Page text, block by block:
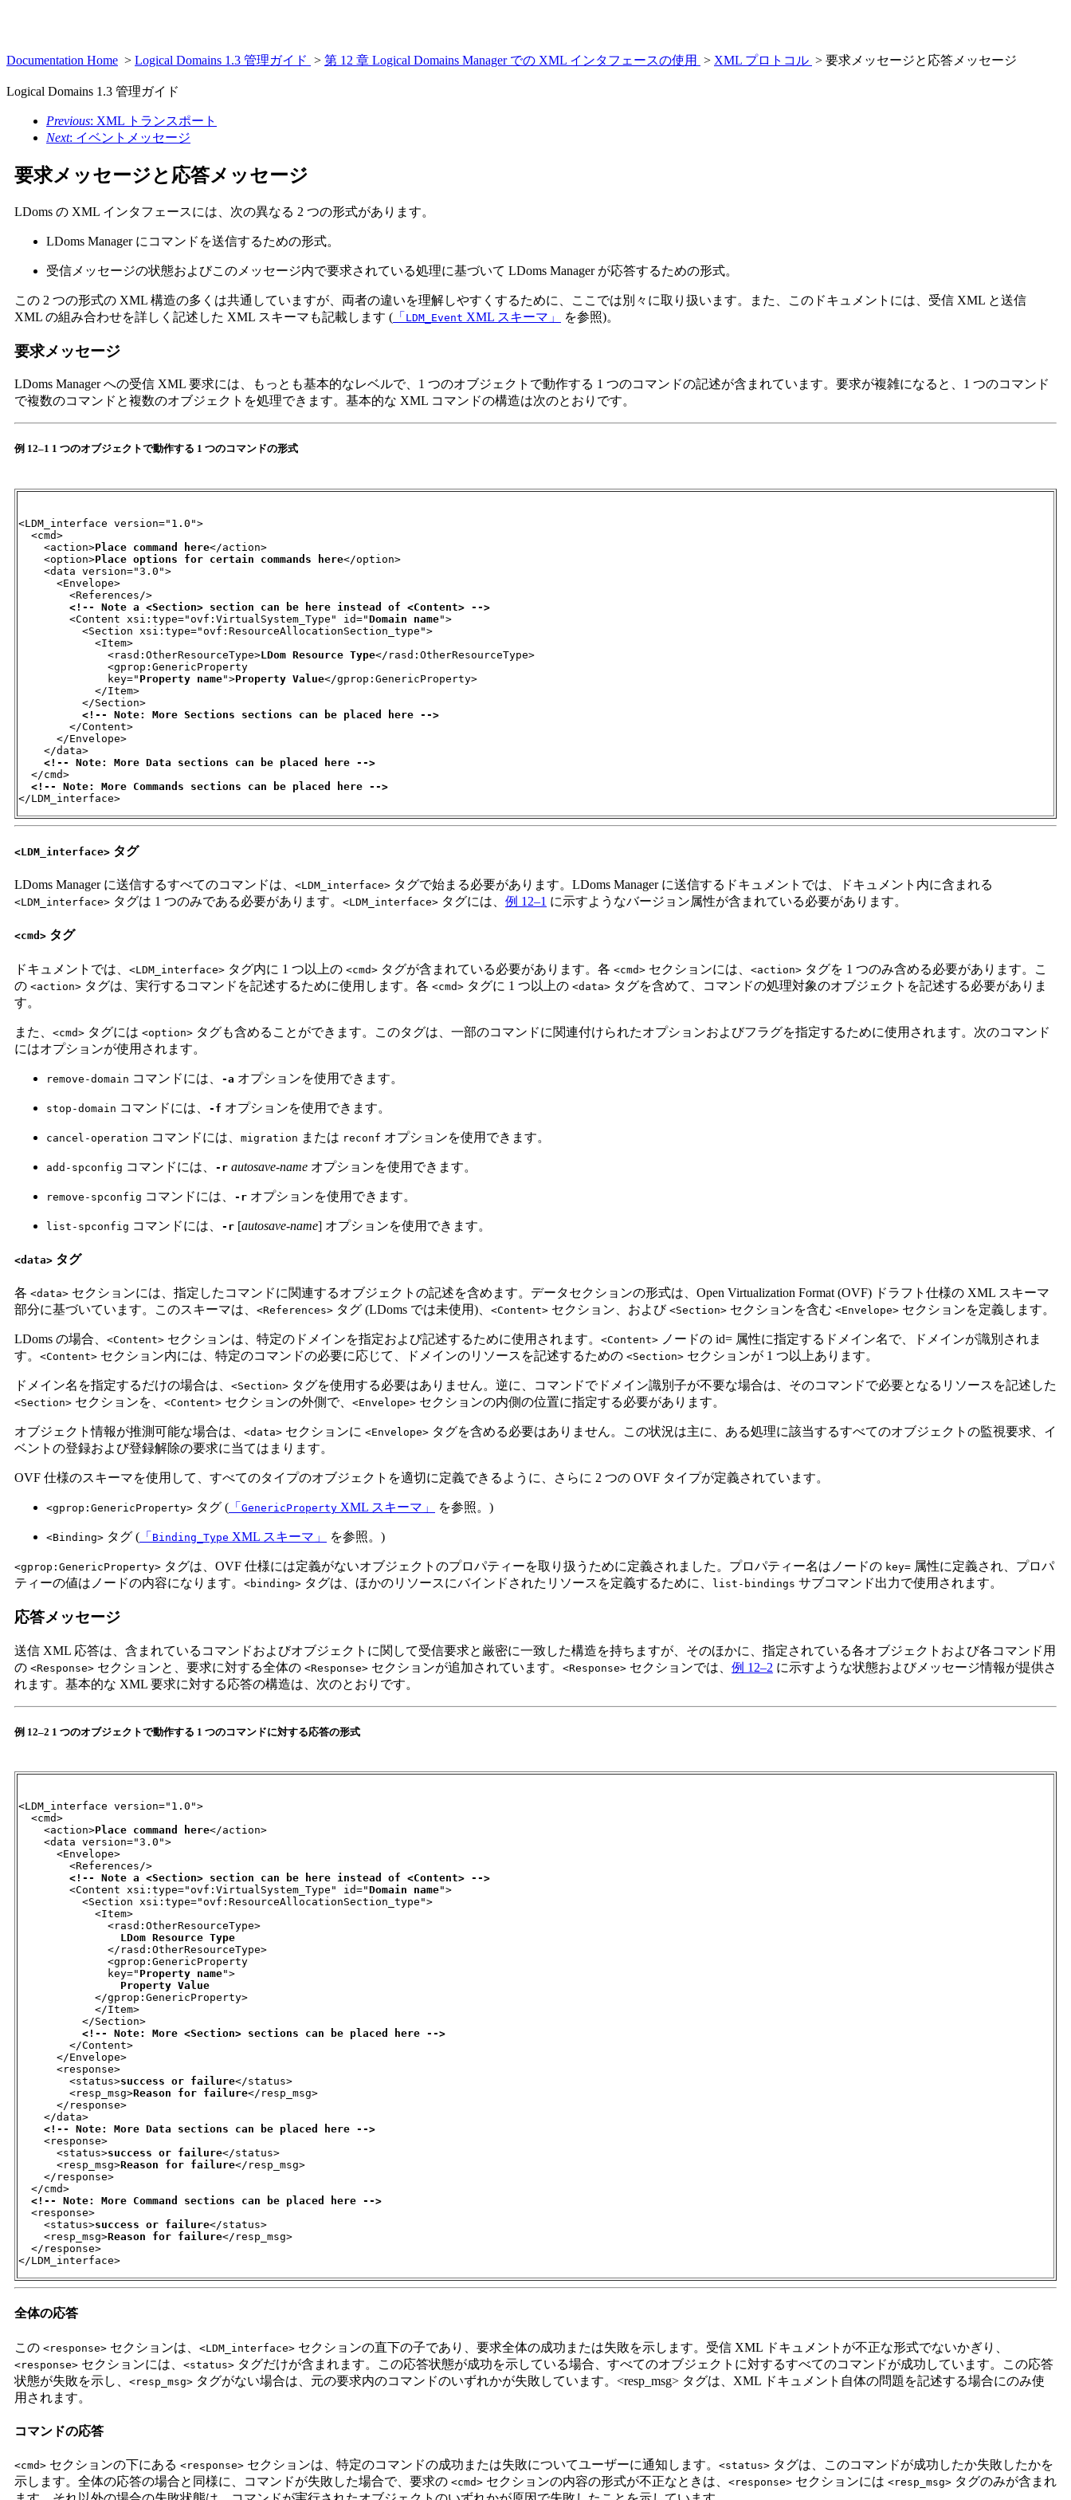
Documentation Home > Logical Domains 1.3 管理ガイド > 第 12 章 Logical Domains Manager での XML インタフェースの使用 > XML プロトコル > 要求メッセージと応答メッセージ
Logical Domains 1.3 管理ガイド
Previous: XML トランスポート
Next: イベントメッセージ
要求メッセージと応答メッセージ
LDoms の XML インタフェースには、次の異なる 2 つの形式があります。
LDoms Manager にコマンドを送信するための形式。
受信メッセージの状態およびこのメッセージ内で要求されている処理に基づいて LDoms Manager が応答するための形式。
この 2 つの形式の XML 構造の多くは共通していますが、両者の違いを理解しやすくするために、ここでは別々に取り扱います。また、このドキュメントには、受信 XML と送信
XML の組み合わせを詳しく記述した XML スキーマも記載します ( 「 LDM_Event XML スキーマ」 を参照)。
要求メッセージ
LDoms Manager への受信 XML 要求には、もっとも基本的なレベルで、1 つのオブジェクトで動作する 1 つのコマンドの記述が含まれています。要求が複雑になると、1 つのコマンド
で複数のコマンドと複数のオブジェクトを処理できます。基本的な XML コマンドの構造は次のとおりです。
例 12–1 1 つのオブジェクトで動作する 1 つのコマンドの形式
<LDM_interface version="1.0">
<cmd>
<action>Place command here</action>
<option>Place options for certain commands here</option>
<data version="3.0">
<Envelope>
<References/>
<!-- Note a <Section> section can be here instead of <Content> -->
<Content xsi:type="ovf:VirtualSystem_Type" id="Domain name">
<Section xsi:type="ovf:ResourceAllocationSection_type">
<Item>
<rasd:OtherResourceType>LDom Resource Type</rasd:OtherResourceType>
<gprop:GenericProperty
key=" Property name">Property Value</gprop:GenericProperty>
</Item>
</Section>
<!-- Note: More Sections sections can be placed here -->
</Content>
</Envelope>
</data>
<!-- Note: More Data sections can be placed here -->
</cmd>
<!-- Note: More Commands sections can be placed here -->
</LDM_interface>
<LDM_interface> タグ
LDoms Manager に送信するすべてのコマンドは、 <LDM_interface> タグで始まる必要があります。LDoms Manager に送信するドキュメントでは、ドキュメント内に含まれる
<LDM_interface> タグは 1 つのみである必要があります。 <LDM_interface> タグには、 例 12–1 に示すようなバージョン属性が含まれている必要があります。
<cmd> タグ
ドキュメントでは、 <LDM_interface> タグ内に 1 つ以上の <cmd> タグが含まれている必要があります。各 <cmd> セクションには、 <action> タグを 1 つのみ含める必要があります。こ
の <action> タグは、実行するコマンドを記述するために使用します。各 <cmd> タグに 1 つ以上の <data> タグを含めて、コマンドの処理対象のオブジェクトを記述する必要がありま
す。
また、 <cmd> タグには <option> タグも含めることができます。このタグは、一部のコマンドに関連付けられたオプションおよびフラグを指定するために使用されます。次のコマンド
にはオプションが使用されます。
remove-domain コマンドには、 -a オプションを使用できます。
stop-domain コマンドには、 -f オプションを使用できます。
cancel-operation コマンドには、 migration または reconf オプションを使用できます。
add-spconfig コマンドには、 -r autosave-name オプションを使用できます。
remove-spconfig コマンドには、 -r オプションを使用できます。
list-spconfig コマンドには、 -r [autosave-name] オプションを使用できます。
<data> タグ
各 <data> セクションには、指定したコマンドに関連するオブジェクトの記述を含めます。データセクションの形式は、Open Virtualization Format (OVF) ドラフト仕様の XML スキーマ
部分に基づいています。このスキーマは、 <References> タグ (LDoms では未使用)、 <Content> セクション、および <Section> セクションを含む <Envelope> セクションを定義します。
LDoms の場合、 <Content> セクションは、特定のドメインを指定および記述するために使用されます。 <Content> ノードの id= 属性に指定するドメイン名で、ドメインが識別されま
す。 <Content> セクション内には、特定のコマンドの必要に応じて、ドメインのリソースを記述するための <Section> セクションが 1 つ以上あります。
ドメイン名を指定するだけの場合は、 <Section> タグを使用する必要はありません。逆に、コマンドでドメイン識別子が不要な場合は、そのコマンドで必要となるリソースを記述した
<Section> セクションを、 <Content> セクションの外側で、 <Envelope> セクションの内側の位置に指定する必要があります。
オブジェクト情報が推測可能な場合は、 <data> セクションに <Envelope> タグを含める必要はありません。この状況は主に、ある処理に該当するすべてのオブジェクトの監視要求、イ
ベントの登録および登録解除の要求に当てはまります。
OVF 仕様のスキーマを使用して、すべてのタイプのオブジェクトを適切に定義できるように、さらに 2 つの OVF タイプが定義されています。
<gprop:GenericProperty> タグ ( 「 GenericProperty XML スキーマ」 を参照。)
<Binding> タグ ( 「 Binding_Type XML スキーマ」 を参照。)
<gprop:GenericProperty> タグは、OVF 仕様には定義がないオブジェクトのプロパティーを取り扱うために定義されました。プロパティー名はノードの key= 属性に定義され、プロパ
ティーの値はノードの内容になります。 <binding> タグは、ほかのリソースにバインドされたリソースを定義するために、 list-bindings サブコマンド出力で使用されます。
応答メッセージ
送信 XML 応答は、含まれているコマンドおよびオブジェクトに関して受信要求と厳密に一致した構造を持ちますが、そのほかに、指定されている各オブジェクトおよび各コマンド用
の <Response> セクションと、要求に対する全体の <Response> セクションが追加されています。 <Response> セクションでは、 例 12–2 に示すような状態およびメッセージ情報が提供さ
れます。基本的な XML 要求に対する応答の構造は、次のとおりです。
例 12–2 1 つのオブジェクトで動作する 1 つのコマンドに対する応答の形式
<LDM_interface version="1.0">
<cmd>
<action>Place command here</action>
<data version="3.0">
<Envelope>
<References/>
<!-- Note a <Section> section can be here instead of <Content> -->
<Content xsi:type="ovf:VirtualSystem_Type" id="Domain name">
<Section xsi:type="ovf:ResourceAllocationSection_type">
<Item>
<rasd:OtherResourceType>
LDom Resource Type
</rasd:OtherResourceType>
<gprop:GenericProperty
key=" Property name">
Property Value
</gprop:GenericProperty>
</Item>
</Section>
<!-- Note: More <Section> sections can be placed here -->
</Content>
</Envelope>
<response>
<status>success or failure</status>
<resp_msg>Reason for failure</resp_msg>
</response>
</data>
<!-- Note: More Data sections can be placed here -->
<response>
<status>success or failure</status>
<resp_msg>Reason for failure</resp_msg>
</response>
</cmd>
<!-- Note: More Command sections can be placed here -->
<response>
<status>success or failure</status>
<resp_msg>Reason for failure</resp_msg>
</response>
</LDM_interface>
全体の応答
この <response> セクションは、 <LDM_interface> セクションの直下の子であり、要求全体の成功または失敗を示します。受信 XML ドキュメントが不正な形式でないかぎり、
<response> セクションには、 <status> タグだけが含まれます。この応答状態が成功を示している場合、すべてのオブジェクトに対するすべてのコマンドが成功しています。この応答
状態が失敗を示し、 <resp_msg> タグがない場合は、元の要求内のコマンドのいずれかが失敗しています。<resp_msg> タグは、XML ドキュメント自体の問題を記述する場合にのみ使
用されます。
コマンドの応答
<cmd> セクションの下にある <response> セクションは、特定のコマンドの成功または失敗についてユーザーに通知します。 <status> タグは、このコマンドが成功したか失敗したかを
示します。全体の応答の場合と同様に、コマンドが失敗した場合で、要求の <cmd> セクションの内容の形式が不正なときは、 <response> セクションには <resp_msg> タグのみが含まれ